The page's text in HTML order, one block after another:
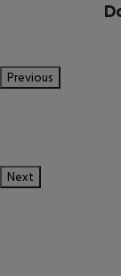
Previous
Next